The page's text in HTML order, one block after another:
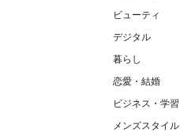
ビューティ
デジタル
暮らし
恋愛・結婚
ビジネス・学習
メンズスタイル